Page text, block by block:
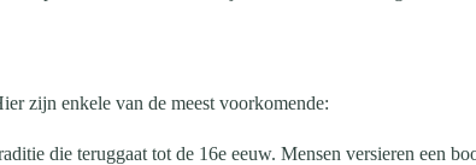
zijn enkele van de meest voorkomende:
die teruggaat tot de 16e eeuw. Mensen versieren een